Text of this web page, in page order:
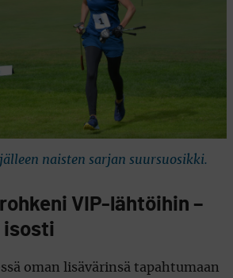
naisten sarjan suursuosikki.
rohkeni VIP-lähtöihin –
isosti
oman lisävärinsä tapahtumaan